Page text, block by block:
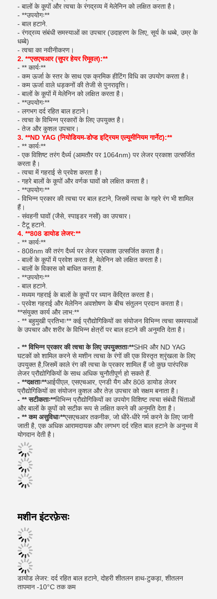
- बालों के कूपों और त्वचा के रंगद्रव्य में मेलेनिन को लक्षित करता है।
- **उपयोगः**
- बाल हटाने.
- रंगद्रव्य संबंधी समस्याओं का उपचार (उदाहरण के लिए, सूर्य के धब्बे, उम्र के
धब्बे)
- त्वचा का नवीनीकरण।
2. **एसएचआर (सुपर हेयर रिमूवल):**
- ** कार्यः**
- कम ऊर्जा के स्तर के साथ एक क्रमिक हीटिंग विधि का उपयोग करता है।
- कम ऊर्जा वाले धड़कनों की तेजी से पुनरावृत्ति।
- बालों के कूपों में मेलेनिन को लक्षित करता है।
- **उपयोगः**
- लगभग दर्द रहित बाल हटाने।
- त्वचा के विभिन्न प्रकारों के लिए उपयुक्त है।
- तेज और कुशल उपचार।
3. **ND YAG (नियोडियम-डोप्ड इट्रियम एल्यूमीनियम गार्नेट):**
- ** कार्यः**
- एक विशिष्ट तरंग दैर्ध्य (आमतौर पर 1064nm) पर लेजर प्रकाश उत्सर्जित
करता है।
- त्वचा में गहराई से प्रवेश करता है।
- गहरे बालों के कूपों और वर्णक घावों को लक्षित करता है।
- **उपयोगः**
- विभिन्न प्रकार की त्वचा पर बाल हटाने, जिसमें त्वचा के गहरे रंग भी शामिल
हैं।
- संवहनी घावों (जैसे, स्पाइडर नसों) का उपचार।
- टैटू हटाने.
4. **808 डायोड लेजर:**
- ** कार्यः**
- 808nm की तरंग दैर्ध्य पर लेजर प्रकाश उत्सर्जित करता है।
- बालों के कूपों में प्रवेश करता है, मेलेनिन को लक्षित करता है।
- बालों के विकास को बाधित करता है.
- **उपयोगः**
- बाल हटाने.
- मध्यम गहराई के बालों के कूपों पर ध्यान केंद्रित करता है।
- प्रवेश गहराई और मेलेनिन अवशोषण के बीच संतुलन प्रदान करता है।
**संयुक्त कार्य और लाभ:**
- ** बहुमुखी प्रतिभाः** कई प्रौद्योगिकियों का संयोजन विभिन्न त्वचा समस्याओं
के उपचार और शरीर के विभिन्न क्षेत्रों पर बाल हटाने की अनुमति देता है।
- ** विभिन्न प्रकार की त्वचा के लिए उपयुक्तताः**SHR और ND YAG
घटकों को शामिल करने से मशीन त्वचा के रंगों की एक विस्तृत श्रृंखला के लिए
उपयुक्त है,जिसमें काले रंग की त्वचा के प्रकार शामिल हैं जो कुछ पारंपरिक
लेजर प्रौद्योगिकियों के साथ अधिक चुनौतीपूर्ण हो सकते हैं.
- **दक्षताः**आईपीएल, एसएचआर, एनडी यैग और 808 डायोड लेजर
प्रौद्योगिकियों का संयोजन कुशल और तेज़ उपचार को सक्षम बनाता है।
- ** सटीकताः**विभिन्न प्रौद्योगिकियों का उपयोग विशिष्ट त्वचा संबंधी चिंताओं
और बालों के कूपों को सटीक रूप से लक्षित करने की अनुमति देता है।
- ** कम असुविधाः**एसएचआर तकनीक, जो धीरे-धीरे गर्म करने के लिए जानी
जाती है, एक अधिक आरामदायक और लगभग दर्द रहित बाल हटाने के अनुभव में
योगदान देती है।
मशीन इंटरफ़ेसः
डायोड लेजर: दर्द रहित बाल हटाने, दोहरी शीतलन हाथ-टुकड़ा, शीतलन
तापमान -10°C तक कम